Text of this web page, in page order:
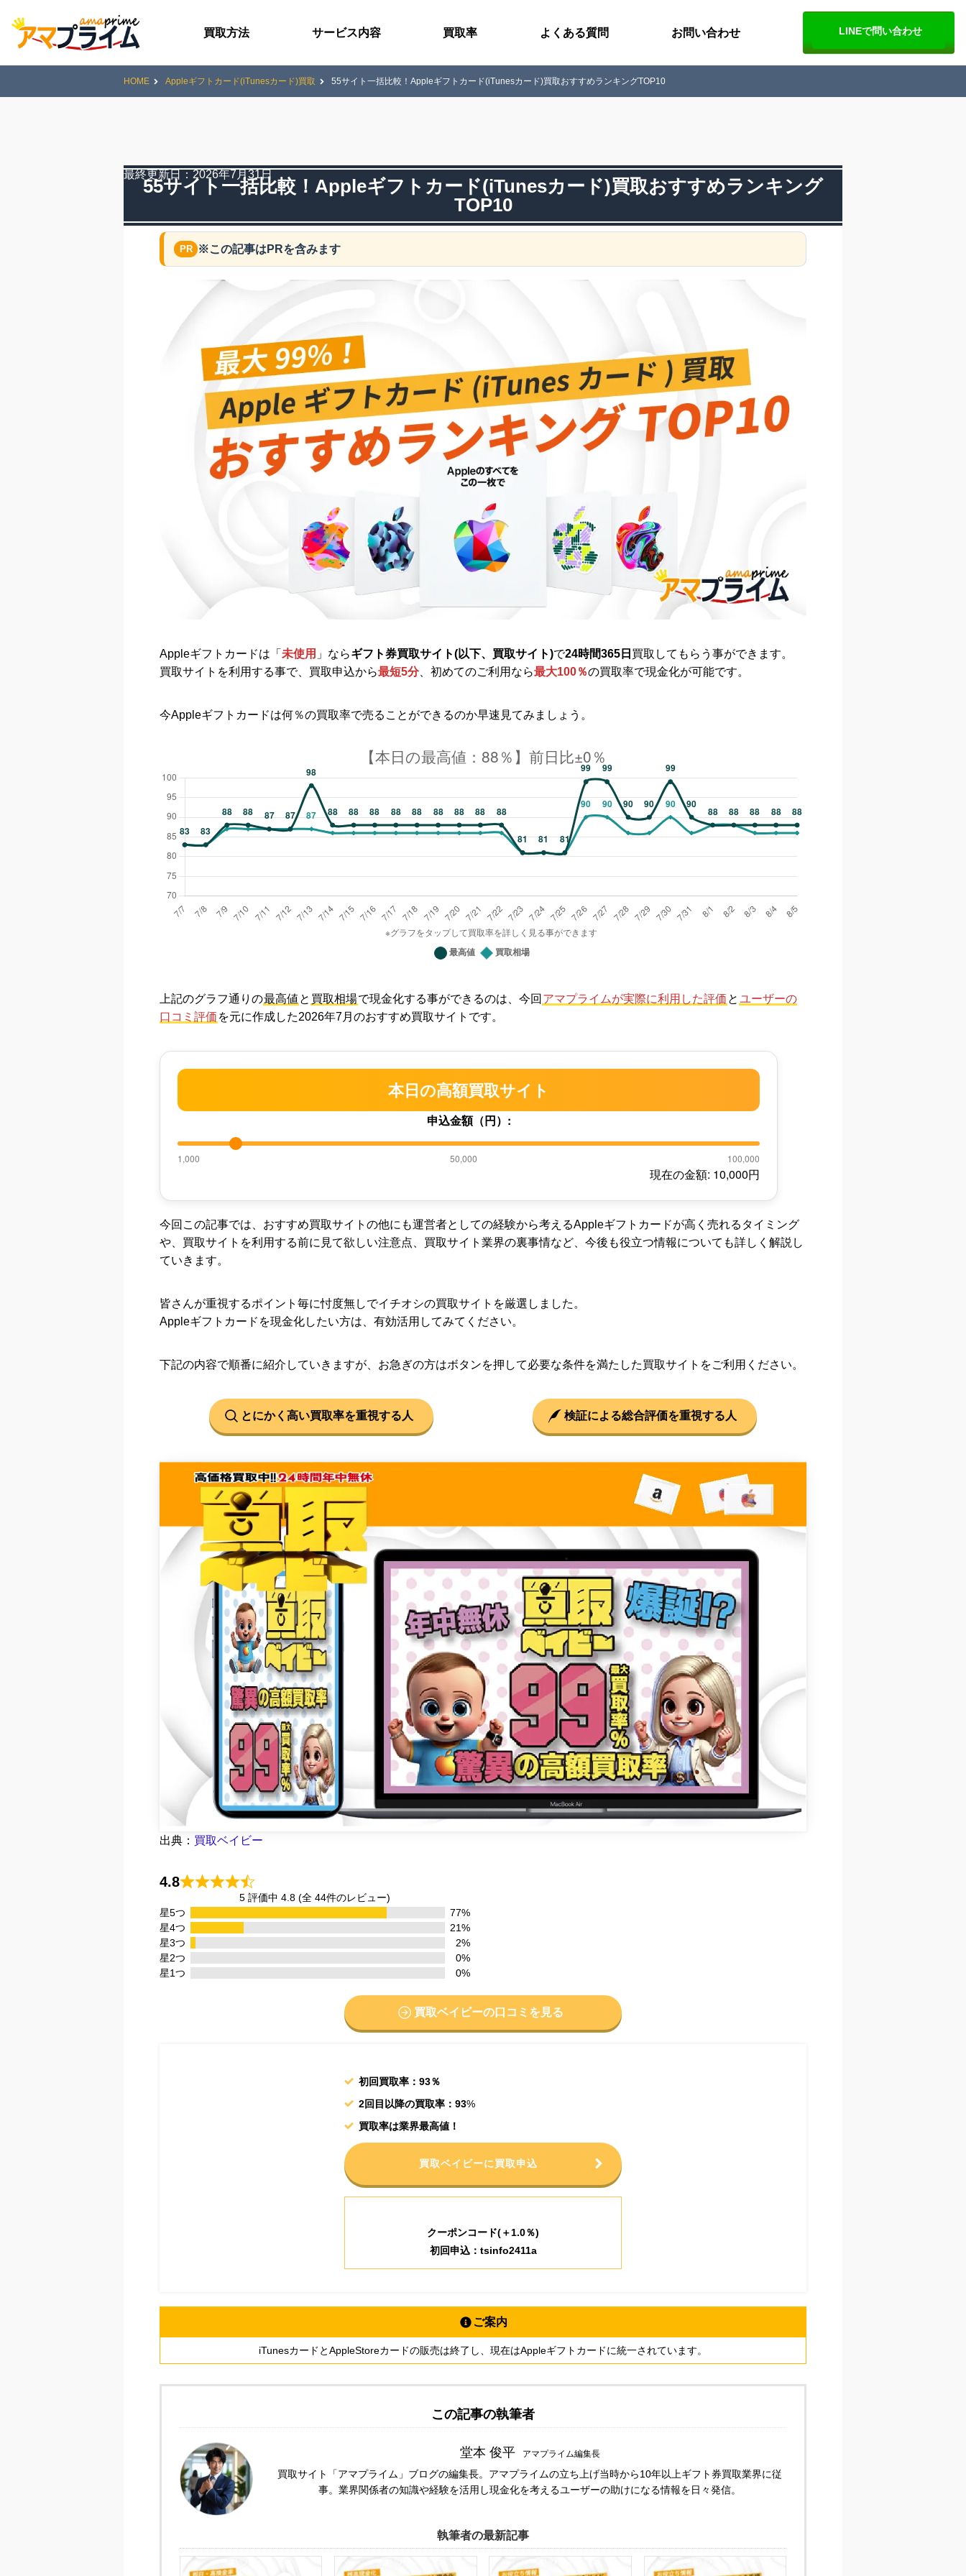
買取方法 サービス内容 買取率 よくある質問 お問い合わせ LINEで問い合わせ
HOME Appleギフトカード(iTunesカード)買取 55サイト一括比較！Appleギフトカード(iTunesカード)買取おすすめランキングTOP10
55サイト一括比較！Appleギフトカード(iTunesカード)買取おすすめランキング
TOP10
最終更新日： 2026年7月31日
※この記事はPRを含みます
Appleギフトカードは 「 未使用 」ならギフト券買取サイト(以下、買取サイト)で24時間365日 買取 してもらう事ができます。
買取サイトを利用する事で、買取申込から最短5分、初めてのご利用なら最大100％の買取率で現金化が可能です。
今Appleギフトカードは何％の買取率で売ることができるのか早速見てみましょう。
上記のグラフ通りの最高値 と 買取相場で現金化する事ができるのは、今回 アマプライムが実際に利用した評価 と ユーザーの
口コミ評価 を元に作成した2026年7月のおすすめ買取サイトです。
本日の高額買取サイト
申込金額（円）:
1,000 50,000 100,000
現在の金額: 10,000円
今回この記事では、おすすめ買取サイトの他にも運営者としての経験から考えるAppleギフトカードが高く売れるタイミング
や、買取サイトを利用する前に見て欲しい注意点、買取サイト業界の裏事情など、今後も役立つ情報についても詳しく解説し
ていきま す。
皆さんが重視するポイント毎に忖度無しでイチオシの買取サイトを厳選しました。
Appleギフトカードを現金化したい方は、有効活用してみてください。
下記の内容で順番に紹介していきますが、お急ぎの方はボタンを押して必要な条件を満たした買取サイトをご利用ください。
とにかく高い買取率を重視する人 検証による総合評価を重視する人
出典： 買取ベイビー
4.8
5 評価中 4.8 (全 44件のレビュー)
星5つ
77%
星4つ
21%
星3つ
2%
星2つ
0%
星1つ
0%
買取ベイビーの口コミを見る
初回買取率：93％
2回目以降の買取率：93%
買取率は業界最高値！
買取ベイビーに買取申込
クーポンコード(＋1.0％)
初回申込：tsinfo2411a
ご案内
iTunesカードとAppleStoreカードの販売は終了し、現在はAppleギフトカードに統一されています。
この記事の執筆者
堂本 俊平 アマプライム編集長
買取サイト「アマプライム」ブログの編集長。アマプライムの立ち上げ当時から10年以上ギフト券買取業界に従
事。業界関係者の知識や経験を活用し現金化を考えるユーザーの助けになる情報を日々発信。
執筆者の最新記事